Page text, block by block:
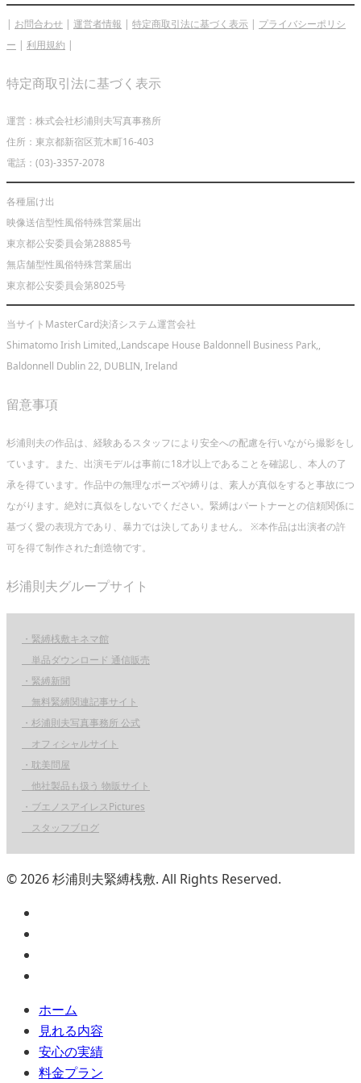
| お問合わせ | 運営者情報 | 特定商取引法に基づく表示 | プライバシーポリシ
ー | 利用規約 |
特定商取引法に基づく表示
運営：株式会社杉浦則夫写真事務所
住所：東京都新宿区荒木町16-403
電話：(03)-3357-2078
各種届け出
映像送信型性風俗特殊営業届出
東京都公安委員会第28885号
無店舗型性風俗特殊営業届出
東京都公安委員会第8025号
当サイトMasterCard決済システム運営会社
Shimatomo Irish Limited,,Landscape House Baldonnell Business Park,,
Baldonnell Dublin 22, DUBLIN, Ireland
留意事項
杉浦則夫の作品は、経験あるスタッフにより安全への配慮を行いながら撮影をし
ています。また、出演モデルは事前に18才以上であることを確認し、本人の了
承を得ています。作品中の無理なポーズや縛りは、素人が真似をすると事故につ
ながります。絶対に真似をしないでください。緊縛はパートナーとの信頼関係に
基づく愛の表現方であり、暴力では決してありません。 ※本作品は出演者の許
可を得て制作された創造物です。
杉浦則夫グループサイト
・緊縛桟敷キネマ館
単品ダウンロード 通信販売
・緊縛新聞
無料緊縛関連記事サイト
・杉浦則夫写真事務所 公式
オフィシャルサイト
・耽美問屋
他社製品も扱う 物販サイト
・ブエノスアイレスPictures
スタッフブログ
© 2026 杉浦則夫緊縛桟敷. All Rights Reserved.
ホーム
見れる内容
安心の実績
料金プラン